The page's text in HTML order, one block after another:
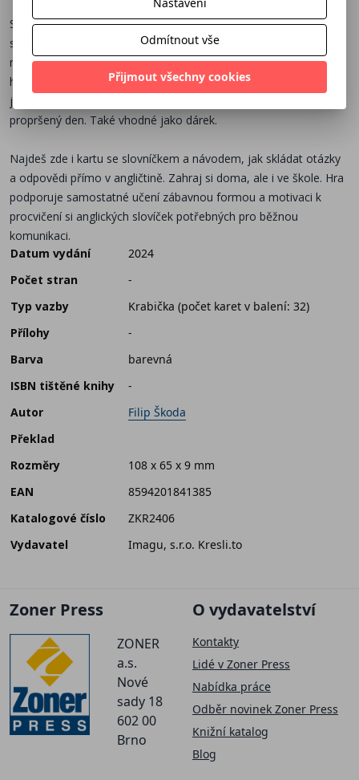
S populárním anglickým kvartetem si nejen zahraješ a užiješ
spoustu zábavy s kamarády, či rodiči, babičkou, dědečkem, ale
naučíš se a procvičíš si anglická slovíčka na téma lidské tělo – od
hlavy až po paty. Naučíš se tak pojmenovat celé tělo během
jedné hry. Je tou pravou zábavou pro nudný večer nebo
propršený den. Také vhodné jako dárek.
Najdeš zde i kartu se slovníčkem a návodem, jak skládat otázky
a odpovědi přímo v angličtině. Zahraj si doma, ale i ve škole. Hra
podporuje samostatné učení zábavnou formou a motivaci k
procvičení si anglických slovíček potřebných pro běžnou
komunikaci.
Datum vydání
2024
Počet stran
-
Typ vazby
Krabička (počet karet v balení: 32)
Přílohy
-
Barva
barevná
ISBN tištěné knihy
-
Autor
Filip Škoda
Překlad
Rozměry
108 x 65 x 9 mm
EAN
8594201841385
Katalogové číslo
ZKR2406
Vydavatel
Imagu, s.r.o. Kresli.to
Zoner Press
ZONER
a.s.
Nové
sady 18
602 00
Brno
O vydavatelství
Kontakty
Lidé v Zoner Press
Nabídka práce
Odběr novinek Zoner Press
Knižní katalog
Blog
Odmítnout vše
Přijmout všechny cookies